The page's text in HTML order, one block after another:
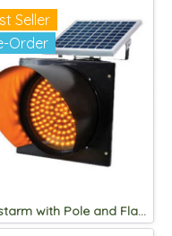
Seller
Order
Mastarm with Pole and Flashing light